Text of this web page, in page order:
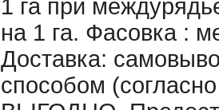
1 га при
на 1 га. Фасовка :
Доставка:
способом